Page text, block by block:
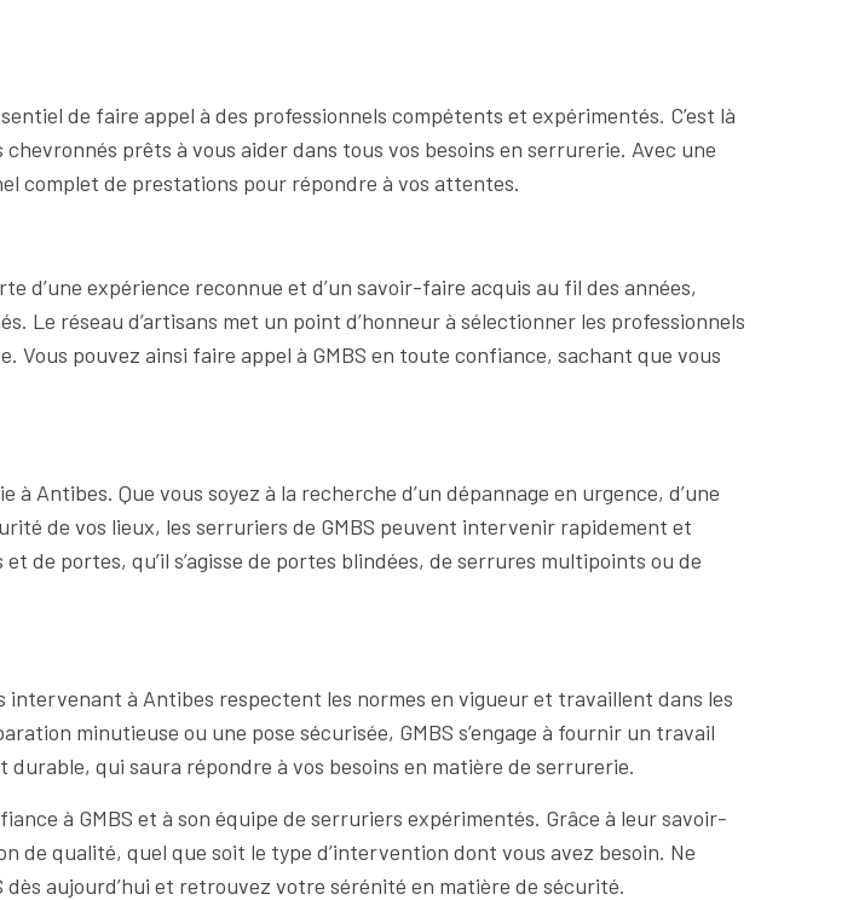
de faire appel à des professionnels compétents et expérimentés. C’est là
prêts à vous aider dans tous vos besoins en serrurerie. Avec une
complet de prestations pour répondre à vos attentes.
d’une expérience reconnue et d’un savoir-faire acquis au fil des années,
Le réseau d’artisans met un point d’honneur à sélectionner les professionnels
pouvez ainsi faire appel à GMBS en toute confiance, sachant que vous
Antibes. Que vous soyez à la recherche d’un dépannage en urgence, d’une
de vos lieux, les serruriers de GMBS peuvent intervenir rapidement et
de portes, qu’il s’agisse de portes blindées, de serrures multipoints ou de
à Antibes respectent les normes en vigueur et travaillent dans les
minutieuse ou une pose sécurisée, GMBS s’engage à fournir un travail
qui saura répondre à vos besoins en matière de serrurerie.
à GMBS et à son équipe de serruriers expérimentés. Grâce à leur savoir-
qualité, quel que soit le type d’intervention dont vous avez besoin. Ne
aujourd’hui et retrouvez votre sérénité en matière de sécurité.